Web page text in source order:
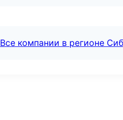
Все компании в регионе